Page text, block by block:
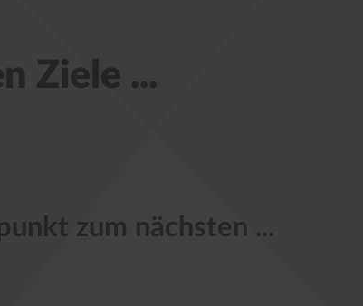
Ziele ...
zum nächsten ...